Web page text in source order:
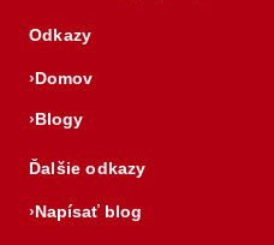
Odkazy
Domov
Blogy
Ďalšie odkazy
Napísať blog